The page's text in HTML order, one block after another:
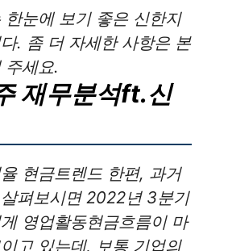
한눈에 보기 좋은 신한지
. 좀 더 자세한 사항은 본
주세요.
재무분석ft.신
현금트렌드 한편, 과거
펴보시면 2022년 3분기
영업활동현금흐름이 마
고 있는데, 보통 기업의